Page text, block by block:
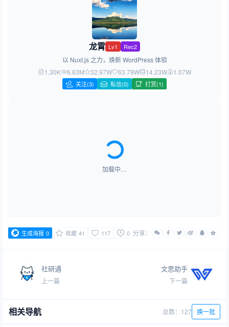
龙霄 Lv1 Rec2
以 Nuxt.js 之力，焕新 WordPress 体验
1.30K
6.63M 32.97W 63.79W 14.23W 1.07W
关注(3) 私信(0) 打赏(1)
加载中…
生成海报 0 收藏 41 117 0 分享：
社研通
上一篇
文思助手
下一篇
相关导航 总数：127 换一批